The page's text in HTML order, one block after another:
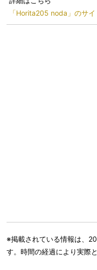
「Horita205 noda」のサ
※掲載されている情報は、
す。時間の経過により実際